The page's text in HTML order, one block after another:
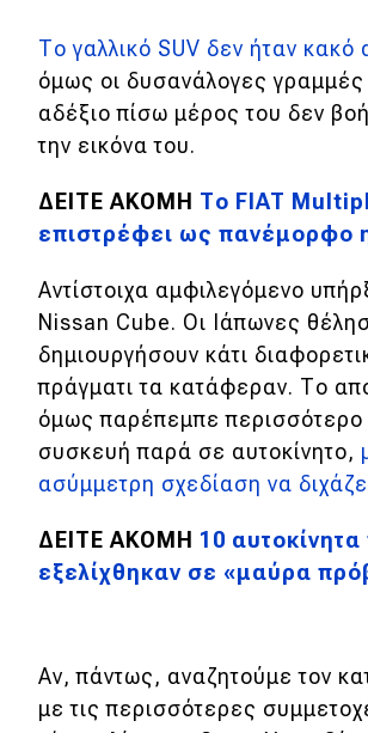
ΚΤΕΟ
Οδική βοήθεια
eDRIVE
Το γαλλικό SUV δεν ήταν κακό
όμως οι δυσανάλογες γραμμές
αδέξιο πίσω μέρος του δεν
την εικόνα του.
ΔΕΙΤΕ ΑΚΟΜΗ Το FIAT
επιστρέφει ως πανέμορφο
Αντίστοιχα αμφιλεγόμενο
Nissan Cube. Οι Ιάπωνες
δημιουργήσουν κάτι
πράγματι τα κατάφεραν. Το
όμως παρέπεμπε περισσότερο
συσκευή παρά σε αυτοκίνητο,
ασύμμετρη σχεδίαση να
ΔΕΙΤΕ ΑΚΟΜΗ 10
εξελίχθηκαν σε «μαύρα
Αν, πάντως, αναζητούμε τον
με τις περισσότερες